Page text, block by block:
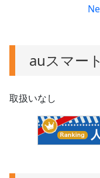
auスマー
取扱いなし